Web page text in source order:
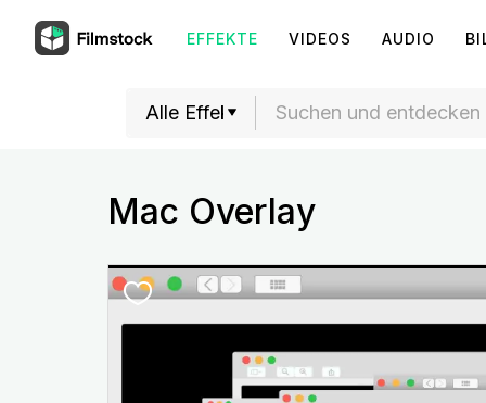
EFFEKTE VIDEOS AUDIO
Mac Overlay